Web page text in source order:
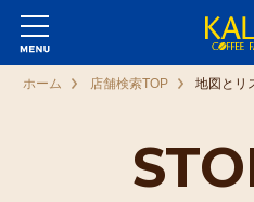
ホーム 店舗検索TOP 地図とリ